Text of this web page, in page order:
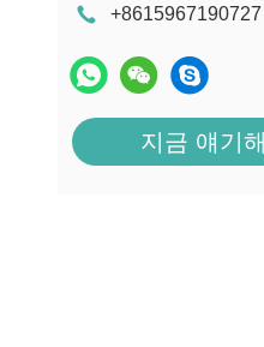
+8615967190727
지금 얘기해